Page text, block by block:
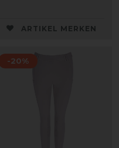
ARTIKEL MERKEN
-20%